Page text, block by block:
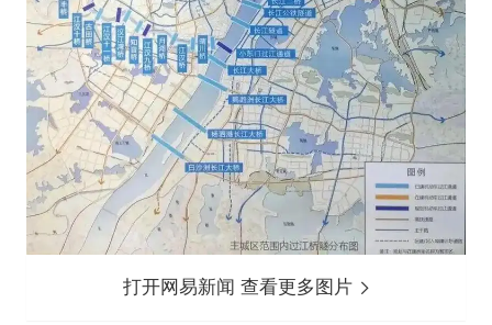
打开网易新闻 查看更多图片